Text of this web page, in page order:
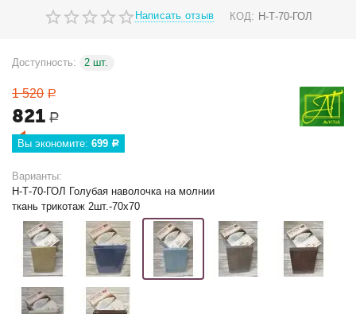
Написать отзыв КОД: Н-Т-70-ГОЛ
Доступность: 2 шт.
1 520 Р
821 Р
Вы экономите: 699 Р
Варианты:
Н-Т-70-ГОЛ Голубая наволочка на молнии
ткань трикотаж 2шт.-70х70